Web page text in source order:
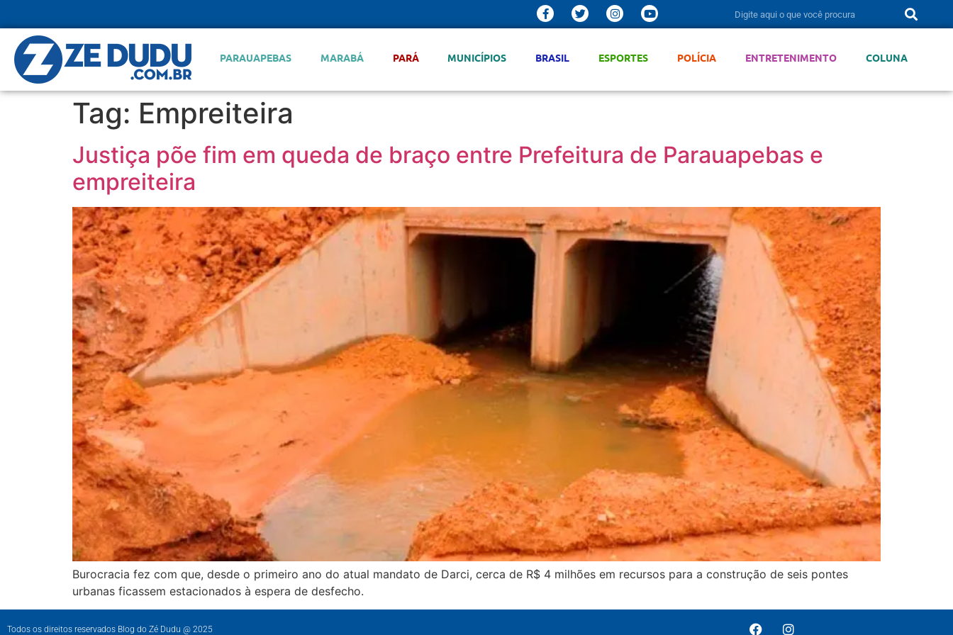
PARAUAPEBAS MARABÁ PARÁ MUNICÍPIOS BRASIL ESPORTES POLÍCIA ENTRETENIMENTO COLUNA
Tag: Empreiteira
Justiça põe fim em queda de braço entre Prefeitura de Parauapebas e
empreiteira
Burocracia fez com que, desde o primeiro ano do atual mandato de Darci, cerca de R$ 4 milhões em recursos para a construção de seis pontes
urbanas ficassem estacionados à espera de desfecho.
Todos os direitos reservados Blog do Zé Dudu @ 2025